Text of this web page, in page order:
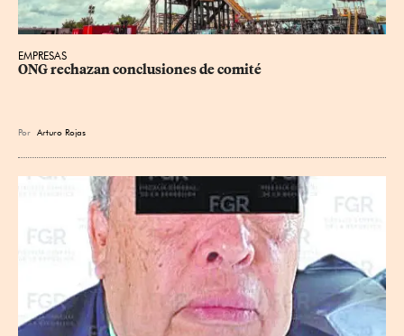
EMPRESAS
ONG rechazan conclusiones de comité
Por Arturo Rojas